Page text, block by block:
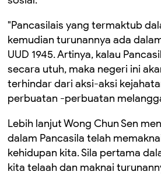
"Pancasilais yang termaktub
kemudian turunannya ada
UUD 1945. Artinya, kalau
secara utuh, maka negeri ini
terhindar dari aksi-aksi
perbuatan -perbuatan
Lebih lanjut Wong Chun Sen
dalam Pancasila telah
kehidupan kita. Sila pertama
kita telaah dan maknai